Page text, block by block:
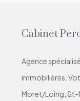
Cabinet
Agence
immobilières.
Moret/Loing, St-